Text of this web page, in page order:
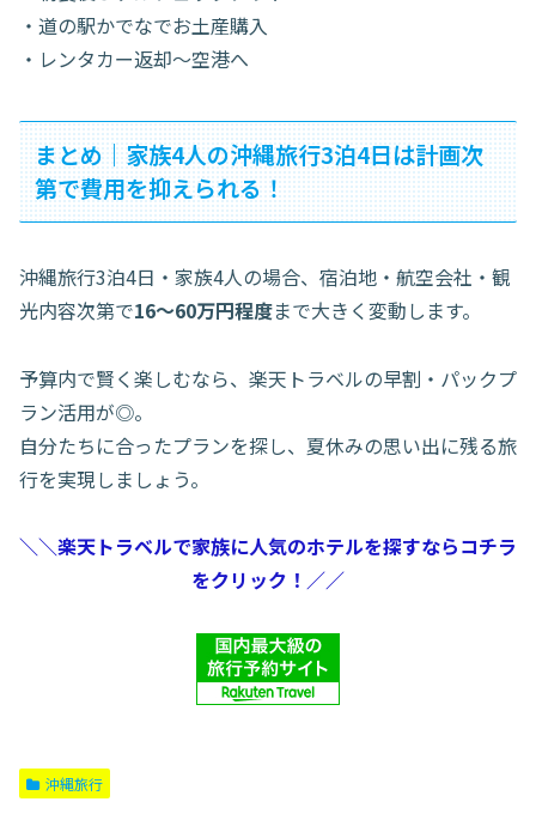
・道の駅かでなでお土産購入
・レンタカー返却〜空港へ
まとめ｜家族4人の沖縄旅行3泊4日は計画次
第で費用を抑えられる！
沖縄旅行3泊4日・家族4人の場合、宿泊地・航空会社・観
光内容次第で16〜60万円程度まで大きく変動します。
予算内で賢く楽しむなら、楽天トラベルの早割・パックプ
ラン活用が◎。
自分たちに合ったプランを探し、夏休みの思い出に残る旅
行を実現しましょう。
＼＼楽天トラベルで家族に人気のホテルを探すならコチラ
をクリック！／／
沖縄旅行